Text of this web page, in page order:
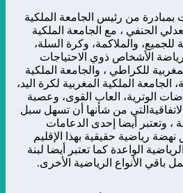
بمبادرة من رئيس الجامعة الملكية
الحنفي ، مع الجامعة الملكية
للجميع، والملاكمة، وكرة السلة،
الأشخاص ذوي الاحتياجات
للكراطي ، والجامعة الملكية
الجامعة الملكية المغربية لكرة اليد،
الوترية، العاب القوى، وعصبة
من شأنها أن تسهل سبل
، وتعتبر أيضا إحدى الدعامات
رياضية حقيقية بهذا الإقليم
الواعدة كما تعتبر أيضا لبنة
باقي الأنواع الرياضية الأخرى.